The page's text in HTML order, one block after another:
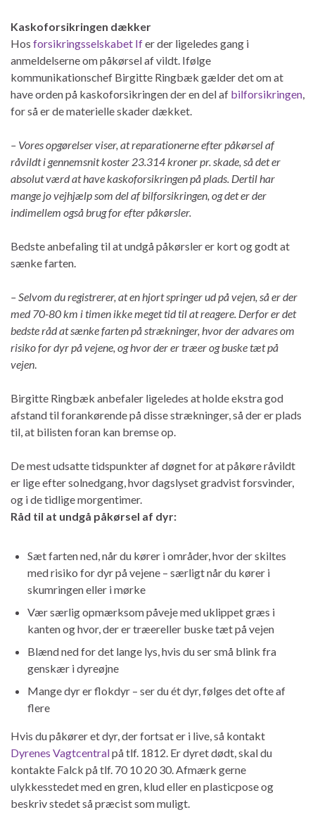
Kaskoforsikringen dækker
Hos forsikringsselskabet Ifer der ligeledes gang i
anmeldelserne om påkørsel af vildt. Ifølge
kommunikationschef Birgitte Ringbæk gælder det om at
have orden på kaskoforsikringen der en del af bilforsikringen
for så er de materielle skader dækket.
– Vores opgørelser viser, at reparationerne efter påkørsel af
råvildt i gennemsnit koster 23.314 kroner pr. skade, så det er
absolut værd at have kaskoforsikringen på plads. Dertil har
mange jo vejhjælp som del af bilforsikringen, og det er der
indimellem også brug for efter påkørsler.
Bedste anbefaling til at undgå påkørsler er kort og godt at
sænke farten.
– Selvom du registrerer, at en hjort springer ud på vejen, så er der
med 70-80 km i timen ikke meget tid til at reagere. Derfor er det
bedste råd at sænke farten på strækninger, hvor der advares om
risiko for dyr på vejene, og hvor der er træer og buske tæt på
vejen
Birgitte Ringbæk anbefaler ligeledes at holde ekstra god
afstand til forankørende på disse strækninger, så der er plads
til, at bilisten foran kan bremse op.
De mest udsatte tidspunkter af døgnet for at påkøre råvildt
er lige efter solnedgang, hvor dagslyset gradvist forsvinder,
og i de tidlige morgentimer.
Råd til at undgå påkørsel af dyr:
Sæt farten ned, når du kører i områder, hvor der skiltes
med risiko for dyr på vejene – særligt når du kører i
skumringen eller i mørke
Vær særlig opmærksom påveje med uklippet græs i
kanten og hvor, der er træereller buske tæt på vejen
Blænd ned for det lange lys, hvis du ser små blink fra
genskær i dyreøjne
Mange dyr er flokdyr – ser du ét dyr, følges det ofte af
flere
Hvis du påkører et dyr, der fortsat er i live, så kontakt
Dyrenes Vagtcentralpå tlf. 1812. Er dyret dødt, skal du
kontakte Falck på tlf. 70 10 20 30. Afmærk gerne
ulykkesstedet med en gren, klud eller en plasticpose og
beskriv stedet så præcist som muligt.